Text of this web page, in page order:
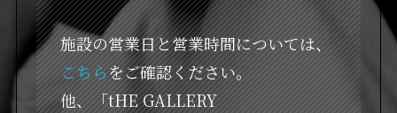
施設の営業日と営業時間については、
こちらをご確認ください。
他、「tHE GALLERY